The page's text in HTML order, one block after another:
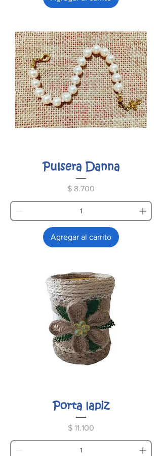
Pulsera Danna
Precio
$ 8.700
Agregar al carrito
Porta lapiz
Precio
$ 11.100